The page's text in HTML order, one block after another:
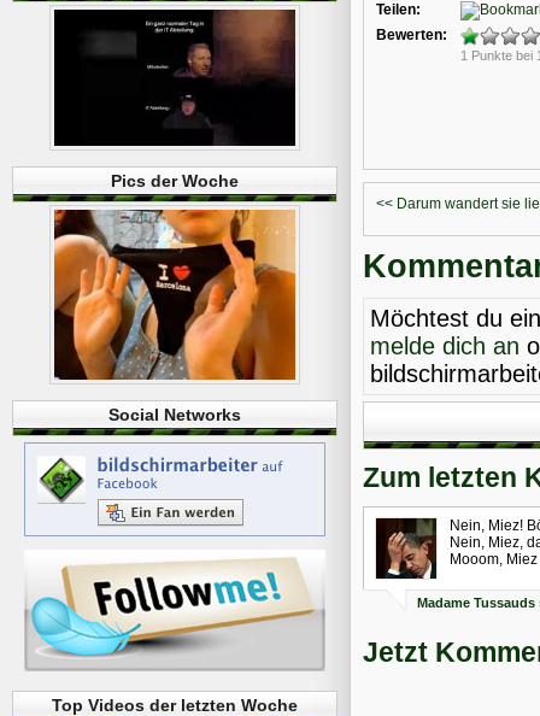
Teilen:
Bewerten:
1 Punkte bei
<< Darum wandert sie
Möchtest du
melde dich an
Zum letzten
Nein, Miez!
Nein, Miez,
Mooom,
Madame Tussauds
Jetzt
Pics der Woche
Social Networks
Top Videos der letzten Woche